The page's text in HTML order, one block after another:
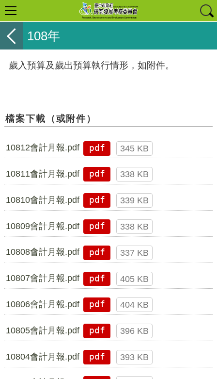
108年
歲入預算及歲出預算執行情形，如附件。
檔案下載（或附件）
10812會計月報.pdf pdf 345 KB
10811會計月報.pdf pdf 338 KB
10810會計月報.pdf pdf 339 KB
10809會計月報.pdf pdf 338 KB
10808會計月報.pdf pdf 337 KB
10807會計月報.pdf pdf 405 KB
10806會計月報.pdf pdf 404 KB
10805會計月報.pdf pdf 396 KB
10804會計月報.pdf pdf 393 KB